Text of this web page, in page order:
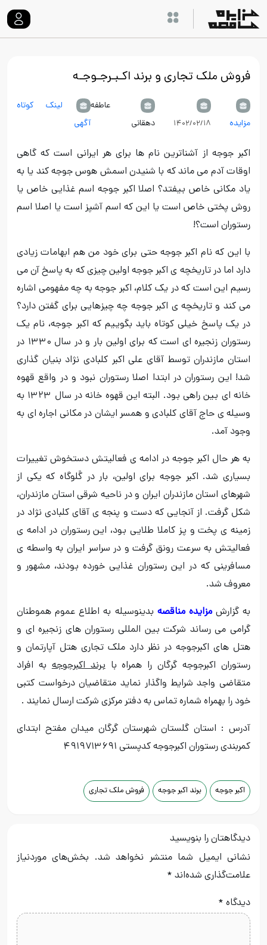
فروش ملک تجاری و برند اکـبـرجـوجـه
مزایده ۱۴۰۲/۰۲/۱۸
عاطفه
دهقانی
لینک کوتاه
آگهی
اکبر جوجه از آشناترین نام ها برای هر ایرانی است که گاهی
اوقات آدم می ماند که با شنیدن اسمش هوس جوجه کند یا به
یاد مکانی خاص بیفتد؟ اصلا اکبر جوجه اسم غذایی خاص یا
روش پختی خاص است یا این که اسم آشپز است یا اصلا اسم
رستوران است؟!
با این که نام اکبر جوجه حتی برای خود من هم ابهامات زیادی
دارد اما در تاریخچه ی اکبر جوجه اولین چیزی که به پاسخ آن می
رسیم این است که در یک کلام، اکبر جوجه به چه مفهومی اشاره
می کند و تاریخچه ی اکبر جوجه چه چیزهایی برای گفتن دارد؟
در یک پاسخ خیلی کوتاه باید بگوییم که اکبر جوجه، نام یک
رستوران زنجیره ای است که برای اولین بار و در سال ۱۳۳۰ در
استان مازندران توسط آقای علی اکبر کلبادی نژاد بنیان گذاری
شد! این رستوران در ابتدا اصلا رستوران نبود و در واقع قهوه
خانه ای بین راهی بود. البته این قهوه خانه در سال ۱۳۲۳ به
وسیله ی حاج آقای کلبادی و همسر ایشان در مکانی اجاره ای به
وجود آمد.
به هر حال اکبر جوجه در ادامه ی فعالیتش دستخوش تغییرات
بسیاری شد. اکبر جوجه برای اولین، بار در گَلوگاه که یکی از
شهرهای استان مازندران ایران و در ناحیه شرقی استان مازندران،
شکل گرفت. از آنجایی که دست و پنجه ی آقای کلبادی نژاد در
زمینه ی پخت و پز کاملا طلایی بود، این رستوران در ادامه ی
فعالیتش به سرعت رونق گرفت و در سراسر ایران به واسطه ی
مسافرینی که در این رستوران غذایی خورده بودند، مشهور و
معروف شد.
به گزارشمزایده مناقصه بدینوسیله به اطلاع عموم هموطنان
گرامی می رساند شرکت بین المللی رستوران های زنجیره ای و
هتل های اکبرجوجه در نظر دارد ملک تجاری هتل آپارتمان و
رستوران اکبرجوجه گرگان را همراه بابرند اکبرجوجهبه افراد
متقاضی واجد شرایط واگذار نماید متقاضیان درخواست کتبی
خود را بهمراه شماره تماس به دفتر مرکزی شرکت ارسال نمایند .
آدرس : استان گلستان شهرستان گرگان میدان مفتح ابتدای
کمربندی رستوران اکبرجوجه کدپستی ۴۹۱۹۷۱۳۶۹۱
اکبر جوجه برند اکبر جوجه فروش ملک تجاری
دیدگاهتان را بنویسید
نشانی ایمیل شما منتشر نخواهد شد. بخش‌های موردنیاز
علامت‌گذاری شده‌اند *
دیدگاه *